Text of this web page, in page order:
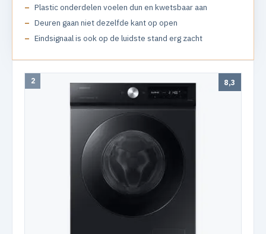
Plastic onderdelen voelen dun en kwetsbaar aan
Deuren gaan niet dezelfde kant op open
Eindsignaal is ook op de luidste stand erg zacht
2 8,3